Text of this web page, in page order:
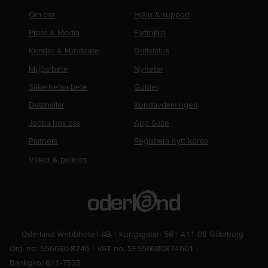
Om oss
Press & Media
Kunder & kundcase
Miljöarbete
Säkerhetsarbete
Datahallar
Jobba hos oss
Partners
Villkor & policies
Hjälp & support
Flytthjälp
Driftstatus
Nyheter
Guider
Kundavdelningen
App Suite
Registrera nytt konto
Oderland Webbhotell AB Kungsgatan 56
411 08 Göteborg
Org. no: 556680-8746
VAT no: SE556680874601
Bankgiro: 611-7535